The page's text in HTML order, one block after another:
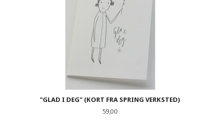
"GLAD I DEG" (KORT FRA SPRING VERKSTED)
Pris
59,00